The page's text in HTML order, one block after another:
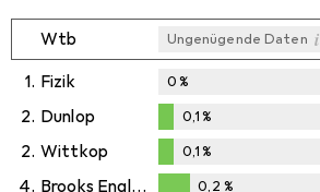
Wtb Ungenügende Daten i
1. Fizik 0%
2. Dunlop
%
0,1%
2. Wittkop
%
0,1%
4. Brooks England 0,2 %